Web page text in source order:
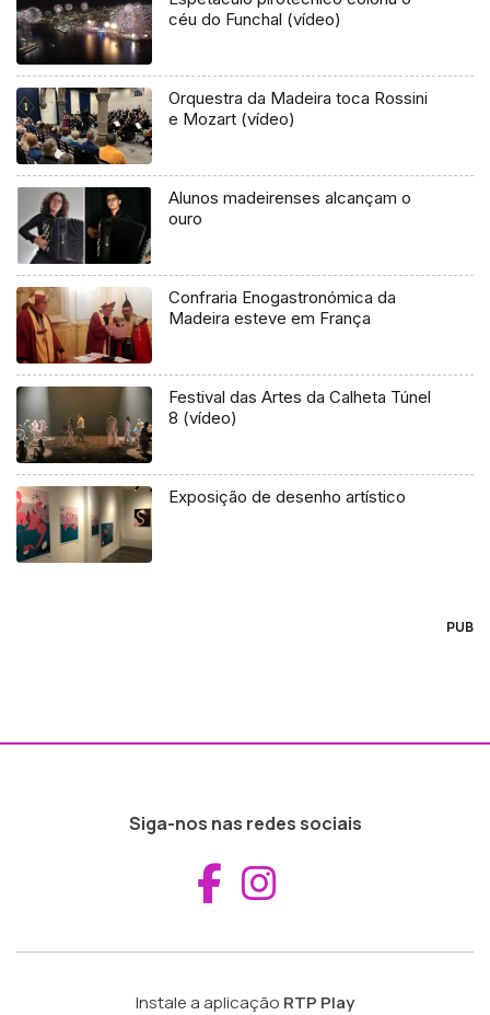
céu do Funchal (vídeo)
Orquestra da Madeira toca Rossini
e Mozart (vídeo)
Alunos madeirenses alcançam o
ouro
Confraria Enogastronómica da
Madeira esteve em França
Festival das Artes da Calheta Túnel
8 (vídeo)
Exposição de desenho artístico
PUB
Siga-nos nas redes sociais
Aceder ao
Instale a aplicação RTP Play